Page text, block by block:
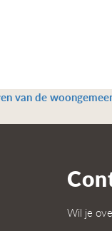
van de
Wil je